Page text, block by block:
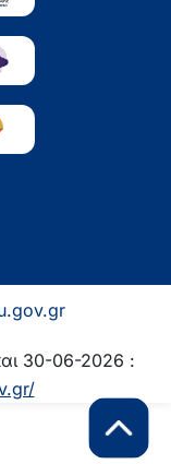
30-06-2026 :
Επιστροφή